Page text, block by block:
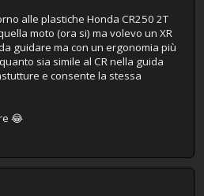
alle plastiche Honda CR250 2T
moto (ora si) ma volevo un XR
guidare ma con un ergonomia più
sia simile al CR nella guida
e consente la stessa
😂